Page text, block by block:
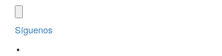
Síguenos